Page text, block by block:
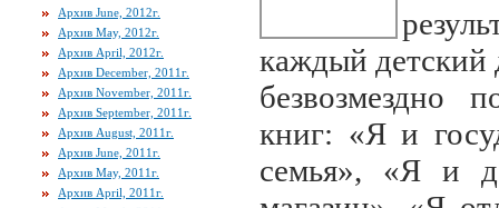
Архив June, 2012г.
Архив May, 2012г.
Архив April, 2012г.
Архив December, 2011г.
Архив November, 2011г.
Архив September, 2011г.
Архив August, 2011г.
Архив June, 2011г.
Архив May, 2011г.
Архив April, 2011г.
каждый детский
безвозмездно
книг: «Я и
семья», «Я и